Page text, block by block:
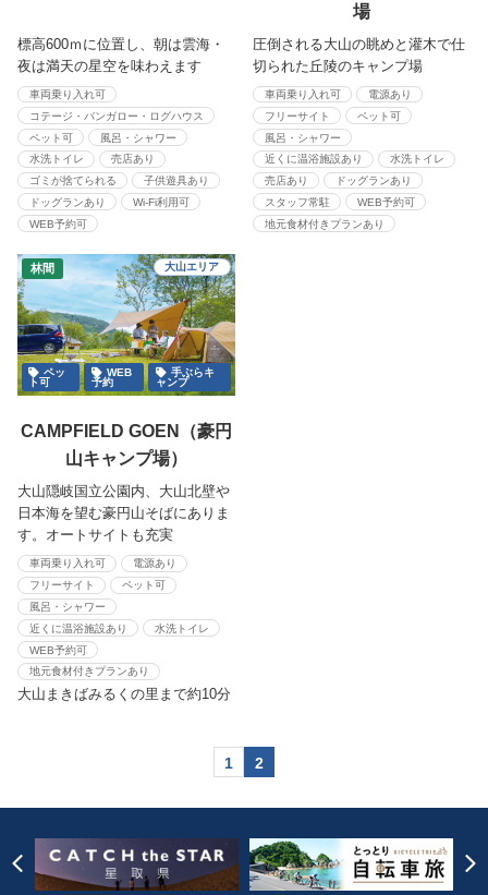
標高600ｍに位置し、朝は雲海・
夜は満天の星空を味わえます
車両乗り入れ可
コテージ・バンガロー・ログハウス
ペット可
風呂・シャワー
水洗トイレ
売店あり
ゴミが捨てられる
子供遊具あり
ドッグランあり
Wi-Fi利用可
WEB予約可
場
圧倒される大山の眺めと灌木で仕
切られた丘陵のキャンプ場
車両乗り入れ可
電源あり
フリーサイト
ペット可
風呂・シャワー
近くに温浴施設あり
水洗トイレ
売店あり
ドッグランあり
スタッフ常駐
WEB予約可
地元食材付きプランあり
林間 大山エリア
ペッ
ト可
WEB
予約
手ぶらキ
ャンプ
CAMPFIELD GOEN（豪円
山キャンプ場）
大山隠岐国立公園内、大山北壁や
日本海を望む豪円山そばにありま
す。オートサイトも充実
車両乗り入れ可
電源あり
フリーサイト
ペット可
風呂・シャワー
近くに温浴施設あり
水洗トイレ
WEB予約可
地元食材付きプランあり
大山まきばみるくの里まで約10分
1 2